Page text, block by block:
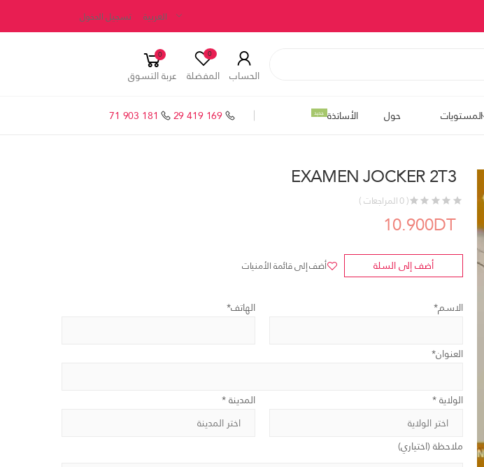
العربية تسجيل الدخول
الحساب
0
المفضلة
0
عربة التسوق
المستويات حول الأساتذة جديد 29 419 169
71 903 181
EXAMEN JOCKER 2T3
( 0 المراجعات )
10.900DT
أضف إلى السلة أضف إلى قائمة الأمنيات
الاسم* الهاتف*
العنوان*
الولاية * المدينة *
ملاحظة (اختياري)